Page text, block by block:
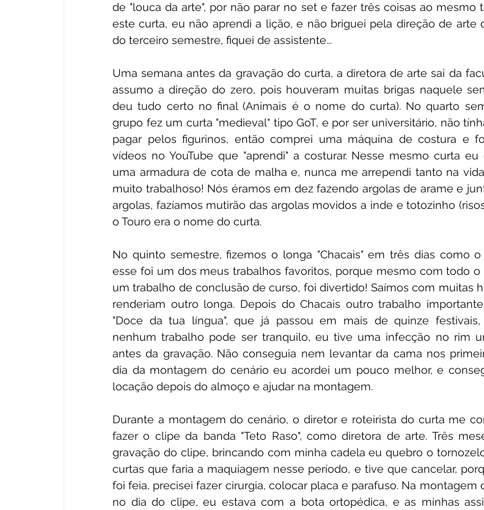
de "louca da arte", por não parar no set e fazer três coisas ao mesmo
este curta, eu não aprendi a lição, e não briguei pela direção de arte
do terceiro semestre, fiquei de assistente...
Uma semana antes da gravação do curta, a diretora de arte sai da
assumo a direção do zero, pois houveram muitas brigas naquele
deu tudo certo no final (Animais é o nome do curta). No quarto
grupo fez um curta "medieval" tipo GoT, e por ser universitário, não
pagar pelos figurinos, então comprei uma máquina de costura e
vídeos no YouTube que "aprendi" a costurar. Nesse mesmo curta eu
uma armadura de cota de malha e, nunca me arrependi tanto na
muito trabalhoso! Nós éramos em dez fazendo argolas de arame e
argolas, fazíamos mutirão das argolas movidos a inde e totozinho
o Touro era o nome do curta.
No quinto semestre, fizemos o longa "Chacais" em três dias como o
esse foi um dos meus trabalhos favoritos, porque mesmo com todo o
um trabalho de conclusão de curso, foi divertido! Saímos com muitas
renderiam outro longa. Depois do Chacais outro trabalho
"Doce da tua língua", que já passou em mais de quinze
nenhum trabalho pode ser tranquilo, eu tive uma infecção no rim
antes da gravação. Não conseguia nem levantar da cama nos
dia da montagem do cenário eu acordei um pouco melhor, e
locação depois do almoço e ajudar na montagem.
Durante a montagem do cenário, o diretor e roteirista do curta me
fazer o clipe da banda "Teto Raso", como diretora de arte. Três
gravação do clipe, brincando com minha cadela eu quebro o
curtas que faria a maquiagem nesse período, e tive que cancelar,
foi feia, precisei fazer cirurgia, colocar placa e parafuso. Na montagem
no dia do clipe, eu estava com a bota ortopédica, e as minhas